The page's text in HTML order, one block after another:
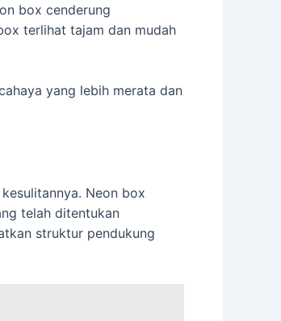
box cenderung
terlihat tajam dan mudah
yang lebih merata dan
Neon box
telah ditentukan
struktur pendukung